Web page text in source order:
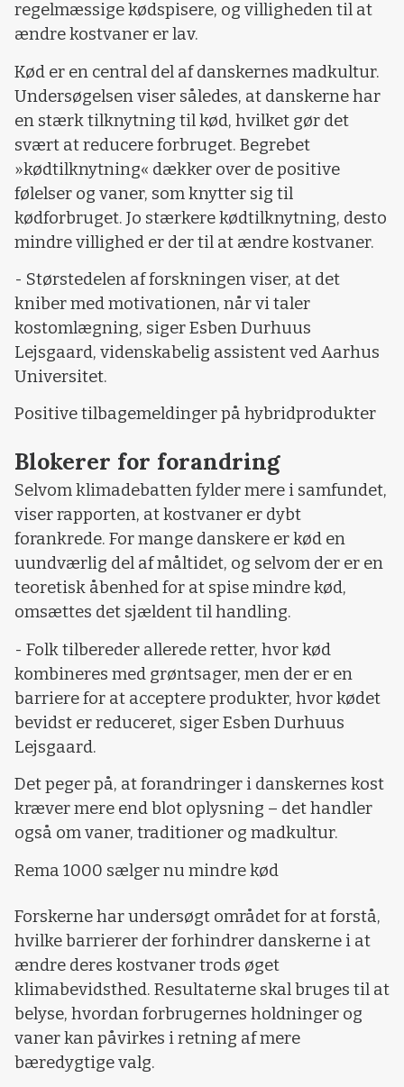
regelmæssige kødspisere, og villigheden til at
ændre kostvaner er lav.
Kød er en central del af danskernes madkultur.
Undersøgelsen viser således, at danskerne har
en stærk tilknytning til kød, hvilket gør det
svært at reducere forbruget. Begrebet
»kødtilknytning« dækker over de positive
følelser og vaner, som knytter sig til
kødforbruget. Jo stærkere kødtilknytning, desto
mindre villighed er der til at ændre kostvaner.
- Størstedelen af forskningen viser, at det
kniber med motivationen, når vi taler
kostomlægning, siger Esben Durhuus
Lejsgaard, videnskabelig assistent ved Aarhus
Universitet.
Positive tilbagemeldinger på hybridprodukter
Blokerer for forandring
Selvom klimadebatten fylder mere i samfundet,
viser rapporten, at kostvaner er dybt
forankrede. For mange danskere er kød en
uundværlig del af måltidet, og selvom der er en
teoretisk åbenhed for at spise mindre kød,
omsættes det sjældent til handling.
- Folk tilbereder allerede retter, hvor kød
kombineres med grøntsager, men der er en
barriere for at acceptere produkter, hvor kødet
bevidst er reduceret, siger Esben Durhuus
Lejsgaard.
Det peger på, at forandringer i danskernes kost
kræver mere end blot oplysning – det handler
også om vaner, traditioner og madkultur.
Rema 1000 sælger nu mindre kød
Forskerne har undersøgt området for at forstå,
hvilke barrierer der forhindrer danskerne i at
ændre deres kostvaner trods øget
klimabevidsthed. Resultaterne skal bruges til at
belyse, hvordan forbrugernes holdninger og
vaner kan påvirkes i retning af mere
bæredygtige valg.